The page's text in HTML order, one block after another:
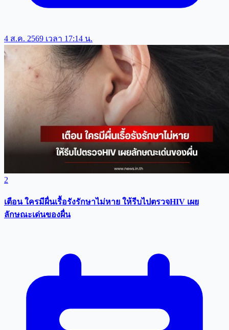
4 ส.ค. 2569 เวลา 17:14 น.
2
เตือน ใครมีผื่นเรื้อรังรักษาไม่หาย ให้รีบไปตรวจHIV เผย
ลักษณะเด่นของผื่น